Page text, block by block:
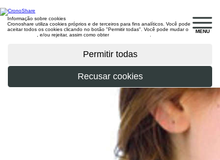
MENU
Informação sobre cookies
Cronoshare utiliza cookies próprios e de terceiros para fins analíticos. Você pode
aceitar todos os cookies clicando no botão "Permitir todas". Você pode mudar o
, e/ou rejeitar, assim como obter